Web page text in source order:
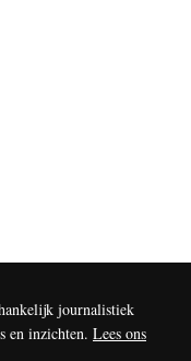
journalistiek
en inzichten. Lees ons